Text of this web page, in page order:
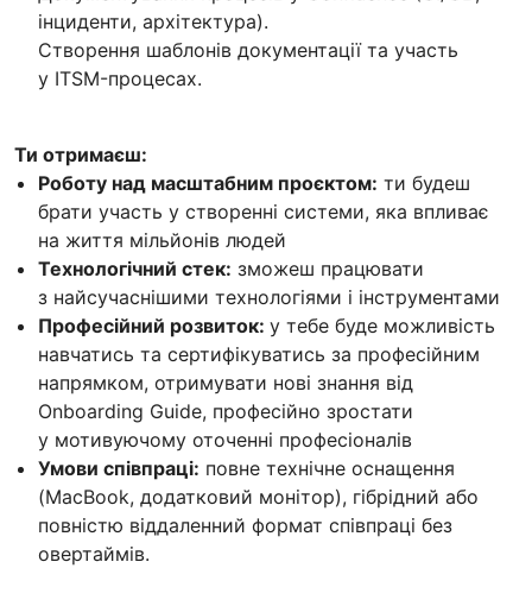
інциденти, архітектура).
Створення шаблонів документації та участь
у ITSM-процесах.
Ти отримаєш:
Роботу над масштабним проєктом: ти будеш
брати участь у створенні системи, яка впливає
на життя мільйонів людей
Технологічний стек: зможеш працювати
з найсучаснішими технологіями і інструментами
Професійний розвиток: у тебе буде можливість
навчатись та сертифікуватись за професійним
напрямком, отримувати нові знання від
Onboarding Guide, професійно зростати
у мотивуючому оточенні професіоналів
Умови співпраці: повне технічне оснащення
(MacBook, додатковий монітор), гібрідний або
повністю віддаленний формат співпраці без
овертаймів.